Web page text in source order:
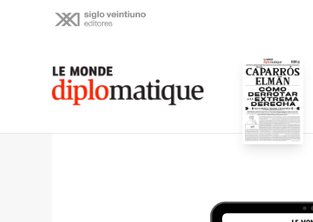
Le monde diplomatique